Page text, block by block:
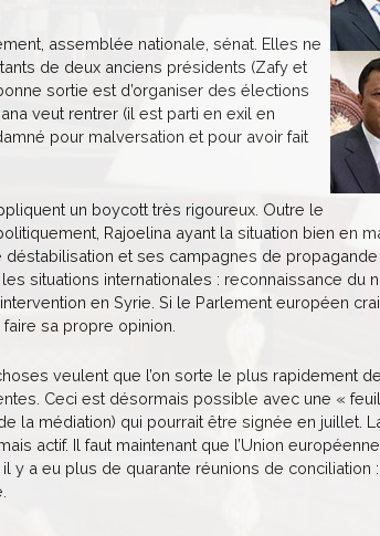
assemblée nationale, sénat. Elles ne
de deux anciens présidents (Zafy et
sortie est d’organiser des élections
veut rentrer (il est parti en exil en
pour malversation et pour avoir fait
un boycott très rigoureux. Outre le
Rajoelina ayant la situation bien en
et ses campagnes de propagande
situations internationales : reconnaissance du
en Syrie. Si le Parlement européen
sa propre opinion.
veulent que l’on sorte le plus rapidement
Ceci est désormais possible avec une «
la médiation) qui pourrait être signée en juillet.
actif. Il faut maintenant que l’Union
y a eu plus de quarante réunions de conciliation